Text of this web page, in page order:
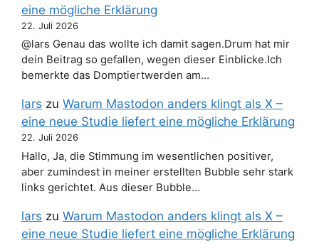
eine mögliche Erklärung
22. Juli 2026
@lars Genau das wollte ich damit sagen.Drum hat mir
dein Beitrag so gefallen, wegen dieser Einblicke.Ich
bemerkte das Domptiertwerden am…
lars zu Warum Mastodon anders klingt als X –
eine neue Studie liefert eine mögliche Erklärung
22. Juli 2026
Hallo, Ja, die Stimmung im wesentlichen positiver,
aber zumindest in meiner erstellten Bubble sehr stark
links gerichtet. Aus dieser Bubble…
lars zu Warum Mastodon anders klingt als X –
eine neue Studie liefert eine mögliche Erklärung